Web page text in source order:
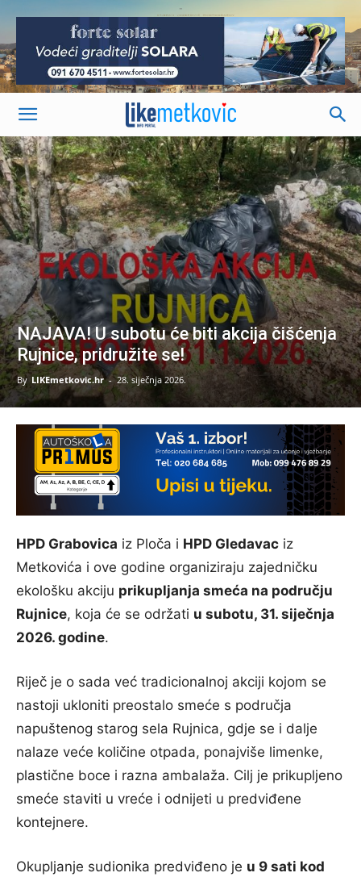
-
NAJAVA! U subotu će biti akcija čišćenja
Rujnice, pridružite se!
By LIKEmetkovic.hr - 28. siječnja 2026.
HPD Grabovica iz Ploča i HPD Gledavac iz
Metkovića i ove godine organiziraju zajedničku
ekološku akciju prikupljanja smeća na području
Rujnice, koja će se održati u subotu, 31. siječnja
2026. godine.
Riječ je o sada već tradicionalnoj akciji kojom se
nastoji ukloniti preostalo smeće s područja
napuštenog starog sela Rujnica, gdje se i dalje
nalaze veće količine otpada, ponajviše limenke,
plastične boce i razna ambalaža. Cilj je prikupljeno
smeće staviti u vreće i odnijeti u predviđene
kontejnere.
Okupljanje sudionika predviđeno je u 9 sati kod